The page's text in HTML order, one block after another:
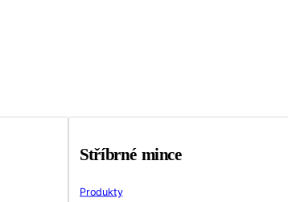
Stříbrné mince
Produkty